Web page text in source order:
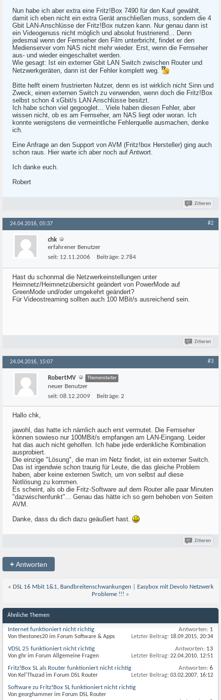
Nun habe ich aber extra eine Fritz!Box 7490 für den Kauf gewählt,
damit ich eben nicht ein extra Gerät anschließen muss, sondern die 4
Gbit LAN-Anschlüsse der Fritz!Box nutzen kann. Nur genau dann ist
ein Videogenuss nicht möglich und absolut frustrierend... Denn
jedesmal wenn der Fernseher den Film unterbricht, findet er den
Medienserver vom NAS nicht mehr wieder. Erst, wenn die Fernseher
aus- und wieder eingeschaltet werden.
Wie gesagt: Ist ein externer Gbit LAN Switch zwischen Router und
Netzwerkgeräten, dann ist der Fehler komplett weg.
Bitte helft einem frustrierten Nutzer, denn es ist wirklich nicht Sinn und
Zweck, einen externen Switch zu verwenden, wenn doch die Fritz!Box
selbst schon 4 xGbit/s LAN Anschlüsse besitzt.
Ich habe schon viel gegooglet... Viele haben diesen Fehler, aber
wissen nicht, ob es am Fernseher, am NAS liegt oder woran. Ich
konnte wenigstens die vermeintliche Fehlerquelle ausmachen, denke
ich.
Eine Anfrage an den Support von AVM (Fritz!box Hersteller) ging auch
schon raus. Hier warte ich aber noch auf Antwort.
Ich danke euch.
Robert
Zitieren
24.04.2016, 05:37 #2
chk
erfahrener Benutzer
seit: 12.11.2006 Beiträge: 2.784
Hast du schonmal die Netzwerkeinstellungen unter
Heimnetz/Heimnetzübersicht geändert von PowerMode auf
GreenMode und/oder umgekehrt geändert?
Für Videostreaming sollten auch 100 MBit/s ausreichend sein.
Zitieren
24.04.2016, 15:07 #3
RobertMV Themenstarter
neuer Benutzer
seit: 08.12.2009 Beiträge: 2
Hallo chk,
jawohl, das hatte ich nämlich auch erst vermutet. Die Fernseher
können sowieso nur 100MBit/s empfangen am LAN-Eingang. Leider
hat das auch nicht geholfen. Ich habe jede erdenkliche Kombination
ausprobiert.
Die einzige "Lösung", die man im Netz findet, ist ein externer Switch.
Das ist irgendwie schon traurig für Leute, die das gleiche Problem
haben, aber keine externen Switch, um von selbst auf diese
Notlösung zu kommen.
Es scheint, als ob die Fritz-Software auf dem Router alle paar Minuten
"dazwischenfunkt"... Genau das hätte ich so gern behoben von Seiten
AVM.
Danke, dass du dich dazu geäußert hast.
Zitieren
+Antworten
« DSL 16 Mbit 1&1, Bandbreitenschwankungen
Easybox mit Devolo Netzwerk
Probleme !!! »
Ähnliche Themen
Internet funktioniert nicht richtig
Von thestones20 im Forum Software & Apps
Antworten: 1
Letzter Beitrag: 18.09.2015, 20:34
VDSL 25 funktioniert nicht richtig
Von ghr im Forum Allgemeine Fragen
Antworten: 13
Letzter Beitrag: 22.04.2010, 12:51
Fritz!Box SL als Router funktioniert nicht richtig
Von Kel'Thuzad im Forum DSL Router
Antworten: 6
Letzter Beitrag: 03.02.2007, 16:12
Software zu Fritz!Box SL funktioniert nicht richtig
Von georghammer im Forum DSL Router